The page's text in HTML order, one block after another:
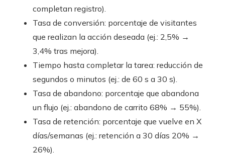
completan registro).
Tasa de conversión: porcentaje de visitantes
que realizan la acción deseada (ej.: 2,5% →
3,4% tras mejora).
Tiempo hasta completar la tarea: reducción de
segundos o minutos (ej.: de 60 s a 30 s).
Tasa de abandono: porcentaje que abandona
un flujo (ej.: abandono de carrito 68% → 55%).
Tasa de retención: porcentaje que vuelve en X
días/semanas (ej.: retención a 30 días 20% →
26%).